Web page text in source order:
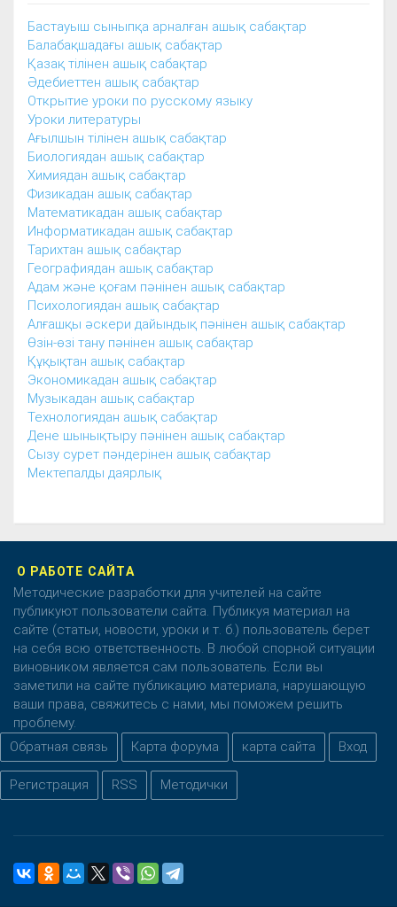
Бастауыш сыныпқа арналған ашық сабақтар
Балабақшадағы ашық сабақтар
Қазақ тілінен ашық сабақтар
Әдебиеттен ашық сабақтар
Открытие уроки по русскому языку
Уроки литературы
Ағылшын тілінен ашық сабақтар
Биологиядан ашық сабақтар
Химиядан ашық сабақтар
Физикадан ашық сабақтар
Математикадан ашық сабақтар
Информатикадан ашық сабақтар
Тарихтан ашық сабақтар
Географиядан ашық сабақтар
Адам және қоғам пәнінен ашық сабақтар
Психологиядан ашық сабақтар
Алғашқы әскери дайындық пәнінен ашық сабақтар
Өзін-өзі тану пәнінен ашық сабақтар
Құқықтан ашық сабақтар
Экономикадан ашық сабақтар
Музыкадан ашық сабақтар
Технологиядан ашық сабақтар
Дене шынықтыру пәнінен ашық сабақтар
Сызу сурет пәндерінен ашық сабақтар
Мектепалды даярлық
О РАБОТЕ САЙТА
Методические разработки для учителей на сайте
публикуют пользователи сайта. Публикуя материал на
сайте (статьи, новости, уроки и т. б.) пользователь берет
на себя всю ответственность. В любой спорной ситуации
виновником является сам пользователь. Если вы
заметили на сайте публикацию материала, нарушающую
ваши права, свяжитесь с нами, мы поможем решить
проблему.
Обратная связь
Карта форума карта сайта Вход
Регистрация RSS Методички